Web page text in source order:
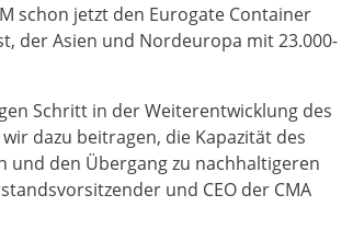
schon jetzt den Eurogate Container
der Asien und Nordeuropa mit 23.000-
Schritt in der Weiterentwicklung des
dazu beitragen, die Kapazität des
und den Übergang zu nachhaltigeren
und CEO der CMA